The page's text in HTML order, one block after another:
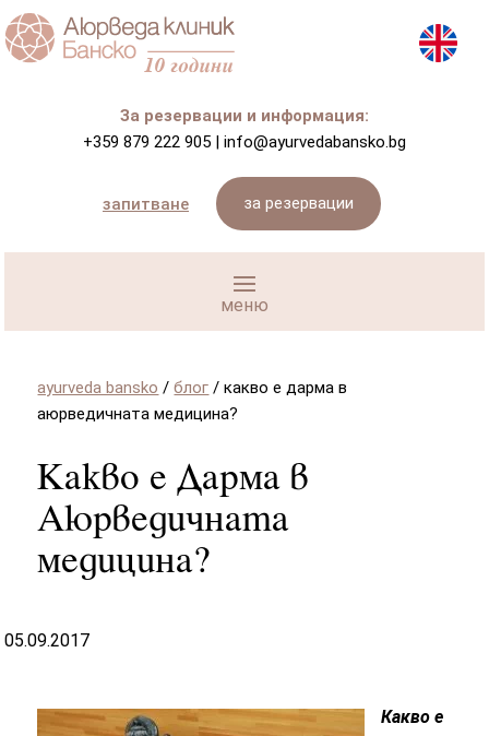
За резервации и информация:
+359 879 222 905 | info@ayurvedabansko.bg
запитване за резервации
ayurveda bansko /блог /какво е дарма в
аюрведичната медицина?
Какво е Дарма в
Аюрведичната
медицина?
05.09.2017
Какво е